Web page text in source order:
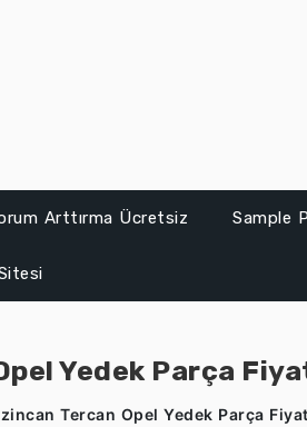
Arttırma Ücretsiz Sample
Yedek Parça
Tercan Opel Yedek Parça